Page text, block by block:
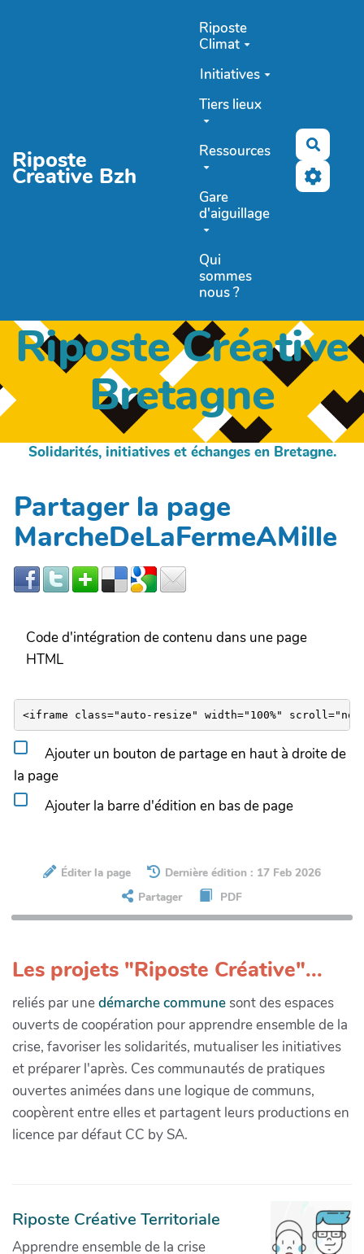
Riposte
Creative Bzh
Riposte
Climat
Initiatives
Tiers lieux
Ressources
Gare
d'aiguillage
Qui
sommes
nous ?
Riposte Créative
Bretagne
Solidarités, initiatives et échanges en Bretagne.
Partager la page
MarcheDeLaFermeAMille
Code d'intégration de contenu dans une page
HTML
Ajouter un bouton de partage en haut à droite de
la page
Ajouter la barre d'édition en bas de page
Éditer la page
Dernière édition : 17 Feb 2026
Partager
PDF